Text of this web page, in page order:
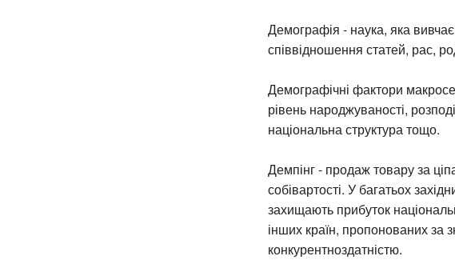
Демографія - наука, яка вивчає
співвідношення статей, рас,
Демографічні фактори
рівень народжуваності,
національна структура тощо.
Демпінг - продаж товару за
собівартості. У багатьох
захищають прибуток
інших країн, пропонованих за
конкурентноздатністю.